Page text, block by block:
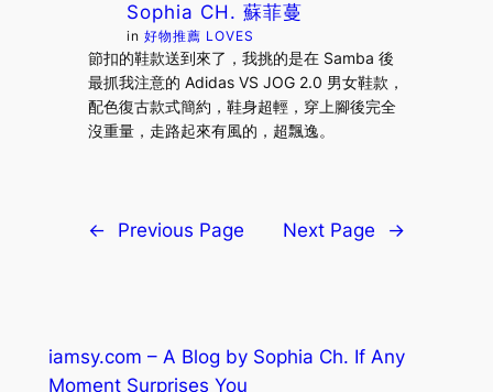
Sophia CH. 蘇菲蔓
in好物推薦 LOVES
節扣的鞋款送到來了，我挑的是在 Samba 後
最抓我注意的 Adidas VS JOG 2.0 男女鞋款，
配色復古款式簡約，鞋身超輕，穿上腳後完全
沒重量，走路起來有風的，超飄逸。
← Previous Page Next Page →
iamsy.com – A Blog by Sophia Ch. If Any
Moment Surprises You